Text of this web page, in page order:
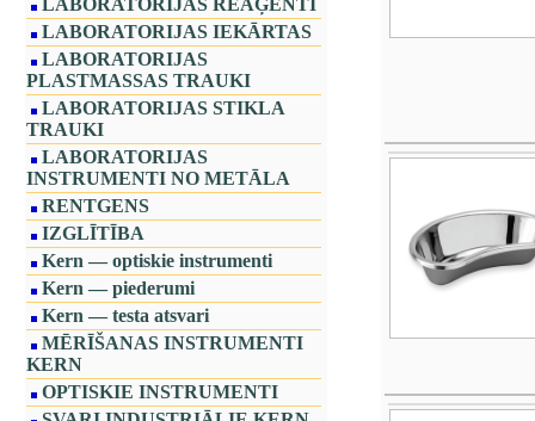
LABORATORIJAS REAĢENTI
LABORATORIJAS IEKĀRTAS
LABORATORIJAS
PLASTMASSAS TRAUKI
LABORATORIJAS STIKLA
TRAUKI
LABORATORIJAS
INSTRUMENTI NO METĀLA
RENTGENS
IZGLĪTĪBA
Kern — optiskie instrumenti
Kern — piederumi
Kern — testa atsvari
MĒRĪŠANAS INSTRUMENTI
KERN
OPTISKIE INSTRUMENTI